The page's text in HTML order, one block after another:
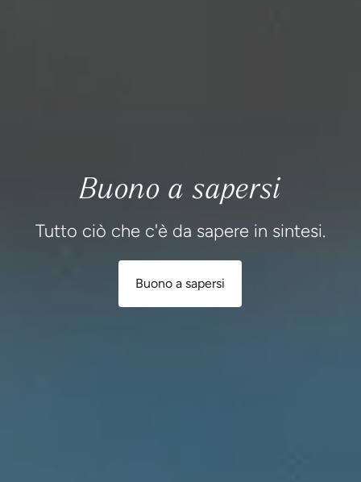
Buono a sapersi
Tutto ciò che c'è da sapere in sintesi.
Buono a sapersi